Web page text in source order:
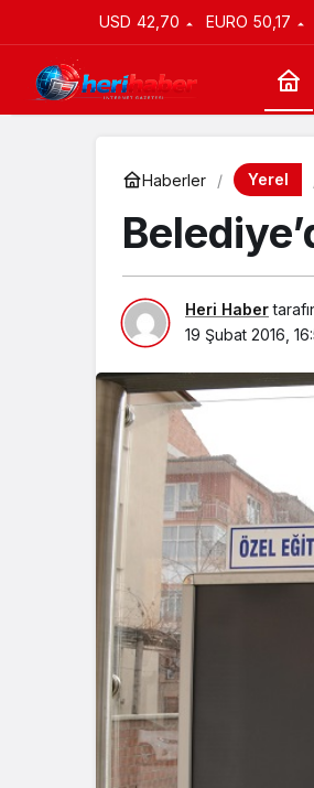
USD 42,70 EURO 50,17
Haberler Yerel
Heri Haber
19 Şubat 2016,